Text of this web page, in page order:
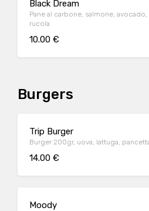
Black Dream
Pane al carbone, salmone,
rucola
10.00 €
Burgers
Trip Burger
Burger 200gr, uova, lattuga,
14.00 €
Moody